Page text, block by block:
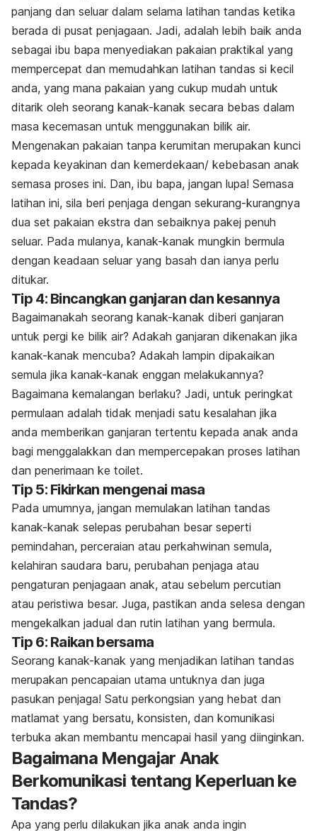
panjang dan seluar dalam selama latihan tandas ketika
berada di pusat penjagaan. Jadi, adalah lebih baik anda
sebagai ibu bapa menyediakan pakaian praktikal yang
mempercepat dan memudahkan latihan tandas si kecil
anda, yang mana pakaian yang cukup mudah untuk
ditarik oleh seorang kanak-kanak secara bebas dalam
masa kecemasan untuk menggunakan bilik air.
Mengenakan pakaian tanpa kerumitan merupakan kunci
kepada keyakinan dan kemerdekaan/ kebebasan anak
semasa proses ini. Dan, ibu bapa, jangan lupa! Semasa
latihan ini, sila beri penjaga dengan sekurang-kurangnya
dua set pakaian ekstra dan sebaiknya pakej penuh
seluar. Pada mulanya, kanak-kanak mungkin bermula
dengan keadaan seluar yang basah dan ianya perlu
ditukar.
Tip 4: Bincangkan ganjaran dan kesannya
Bagaimanakah seorang kanak-kanak diberi ganjaran
untuk pergi ke bilik air? Adakah ganjaran dikenakan jika
kanak-kanak mencuba? Adakah lampin dipakaikan
semula jika kanak-kanak enggan melakukannya?
Bagaimana kemalangan berlaku? Jadi, untuk peringkat
permulaan adalah tidak menjadi satu kesalahan jika
anda memberikan ganjaran tertentu kepada anak anda
bagi menggalakkan dan mempercepakan proses latihan
dan penerimaan ke toilet.
Tip 5: Fikirkan mengenai masa
Pada umumnya, jangan memulakan latihan tandas
kanak-kanak selepas perubahan besar seperti
pemindahan, perceraian atau perkahwinan semula,
kelahiran saudara baru, perubahan penjaga atau
pengaturan penjagaan anak, atau sebelum percutian
atau peristiwa besar. Juga, pastikan anda selesa dengan
mengekalkan jadual dan rutin latihan yang bermula.
Tip 6: Raikan bersama
Seorang kanak-kanak yang menjadikan latihan tandas
merupakan pencapaian utama untuknya dan juga
pasukan penjaga! Satu perkongsian yang hebat dan
matlamat yang bersatu, konsisten, dan komunikasi
terbuka akan membantu mencapai hasil yang diinginkan.
Bagaimana Mengajar Anak
Berkomunikasi tentang Keperluan ke
Tandas?
Apa yang perlu dilakukan jika anak anda ingin